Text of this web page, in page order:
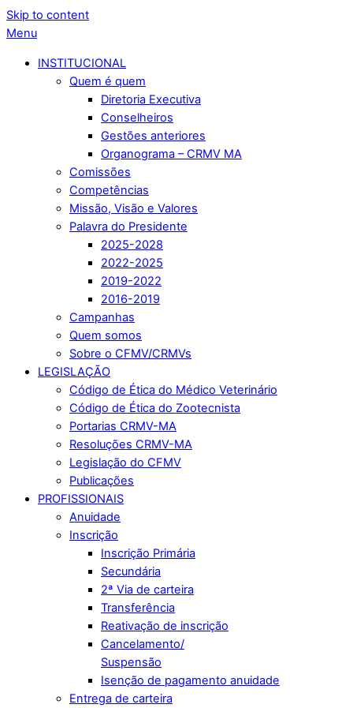
Skip to content
Menu
INSTITUCIONAL
Quem é quem
Diretoria Executiva
Conselheiros
Gestões anteriores
Organograma – CRMV MA
Comissões
Competências
Missão, Visão e Valores
Palavra do Presidente
2025-2028
2022-2025
2019-2022
2016-2019
Campanhas
Quem somos
Sobre o CFMV/CRMVs
LEGISLAÇÃO
Código de Ética do Médico Veterinário
Código de Ética do Zootecnista
Portarias CRMV-MA
Resoluções CRMV-MA
Legislação do CFMV
Publicações
PROFISSIONAIS
Anuidade
Inscrição
Inscrição Primária
Secundária
2ª Via de carteira
Transferência
Reativação de inscrição
Cancelamento/
Suspensão
Isenção de pagamento anuidade
Entrega de carteira